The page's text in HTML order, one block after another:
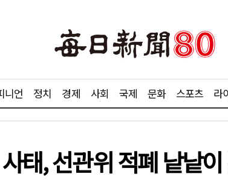
니언 정치 경제 사회 국제 문화 스포츠 라
태, 선관위 적폐 낱낱